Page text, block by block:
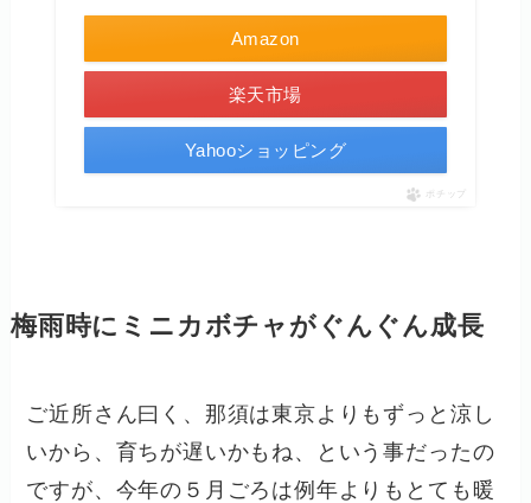
Amazon
楽天市場
Yahooショッピング
ポチップ
梅雨時にミニカボチャがぐんぐん成長
ご近所さん曰く、那須は東京よりもずっと涼し
いから、育ちが遅いかもね、という事だったの
ですが、今年の５月ごろは例年よりもとても暖